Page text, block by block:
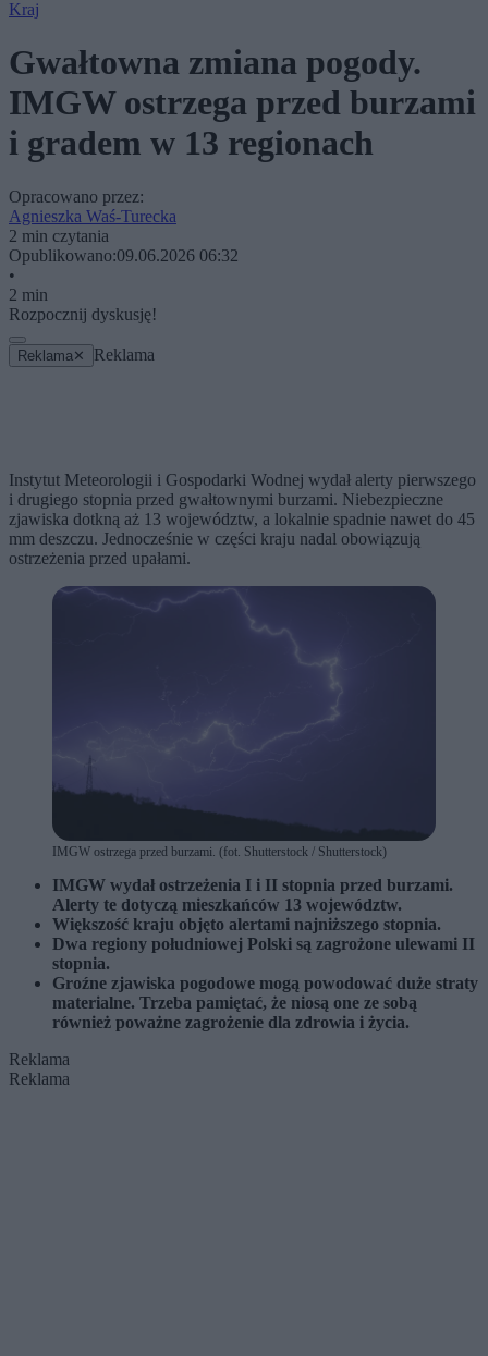
Kraj
Gwałtowna zmiana pogody.
IMGW ostrzega przed burzami
i gradem w 13 regionach
Opracowano przez:
Agnieszka Waś-Turecka
2 min czytania
Opublikowano:09.06.2026 06:32
•
2 min
Rozpocznij dyskusję!
Reklama ✕ Reklama
Instytut Meteorologii i Gospodarki Wodnej wydał alerty pierwszego
i drugiego stopnia przed gwałtownymi burzami. Niebezpieczne
zjawiska dotkną aż 13 województw, a lokalnie spadnie nawet do 45
mm deszczu. Jednocześnie w części kraju nadal obowiązują
ostrzeżenia przed upałami.
IMGW ostrzega przed burzami. (fot. Shutterstock / Shutterstock)
IMGW wydał ostrzeżenia I i II stopnia przed burzami.
Alerty te dotyczą mieszkańców 13 województw.
Większość kraju objęto alertami najniższego stopnia.
Dwa regiony południowej Polski są zagrożone ulewami II
stopnia.
Groźne zjawiska pogodowe mogą powodować duże straty
materialne. Trzeba pamiętać, że niosą one ze sobą
również poważne zagrożenie dla zdrowia i życia.
Reklama
Reklama